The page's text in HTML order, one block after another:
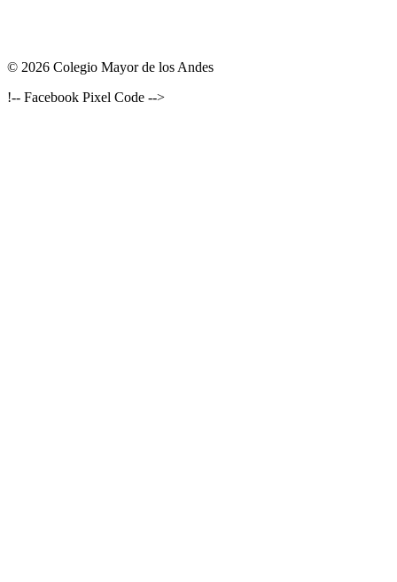
© 2026 Colegio Mayor de los Andes
!-- Facebook Pixel Code -->